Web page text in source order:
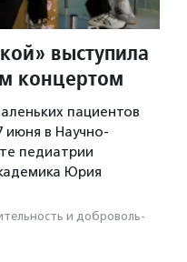
выступила
концертом
пациентов
июня в Научно-
педиатрии
Юрия
и доброволь­